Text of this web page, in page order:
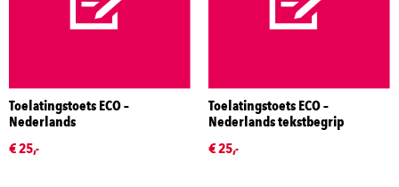
Toelatingstoets ECO –
Nederlands
€ 25,-
Toelatingstoets ECO –
Nederlands tekstbegrip
€ 25,-